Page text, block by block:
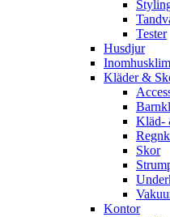
Tester
Husdjur
Kläder &
Kläd-
Skor
Kontor